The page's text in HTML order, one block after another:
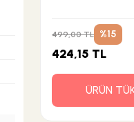
499,00 TL %15
424,15 TL
ÜRÜN